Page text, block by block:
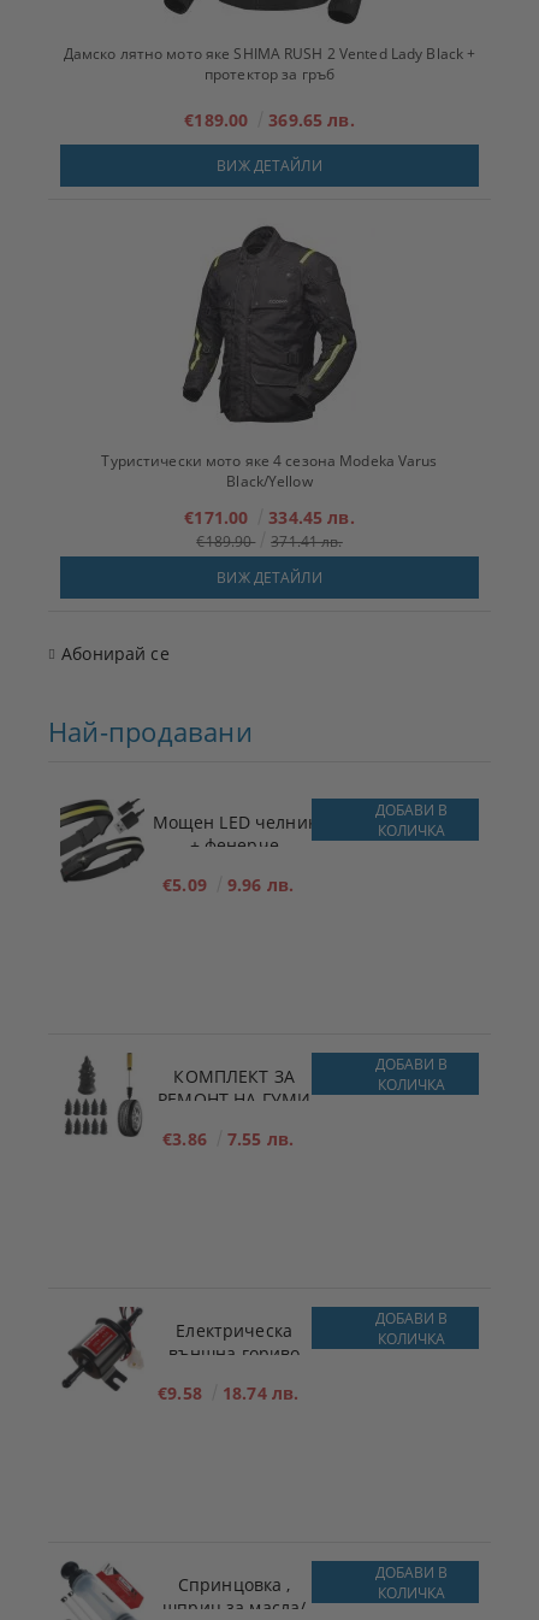
Дамско лятно мото яке SHIMA RUSH 2 Vented Lady Black +
протектор за гръб
€189.00 369.65 лв.
ВИЖ ДЕТАЙЛИ
Туристически мото яке 4 сезона Modeka Varus
Black/Yellow
€171.00 334.45 лв.
€189.90
371.41 лв.
ВИЖ ДЕТАЙЛИ
Абонирай се
Най-продавани
Мощен LED челник
+ фенерче
€5.09
9.96 лв.
ДОБАВИ В
КОЛИЧКА
КОМПЛЕКТ ЗА
РЕМОНТ НА ​​ГУМИ
5.3mm x 11.7mm
€3.86 7.55 лв.
ДОБАВИ В
КОЛИЧКА
Електрическа
външна гориво
за ниско налягане
€9.58 18.74 лв.
ДОБАВИ В
КОЛИЧКА
Спринцовка ,
шприц за масла/
ДОБАВИ В
КОЛИЧКА